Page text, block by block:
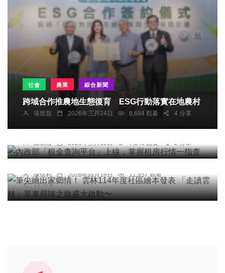
社會 農業 綜合新聞
跨域合作推農地生態復育 ESG行動落實在地農村
張世昌 2026年三月24日 8,684 觀看 4 分享
綜合新聞
內政部「租金查詢平台」上線，掌握租房行情一指
查
陳朝枝 2026年三月12日 7,340 觀看 2 分享
筆尖繪出家鄉情！ 雲林114年度社區繪本發表 「走
陳信利 2026年四月16日
11,957 觀看
12 分享